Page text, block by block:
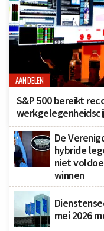
AANDELEN
S&P 500 bereikt
De
hybride
niet
winnen
mei 2026